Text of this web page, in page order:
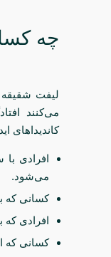
چه
لیفت
می‌کنند
کاندیداهای
می‌شود.
کسانی که
افرادی که
کسانی که